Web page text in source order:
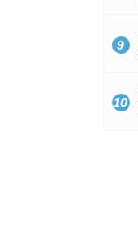
9
10